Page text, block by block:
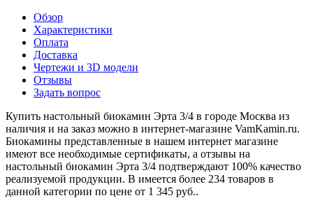
Обзор
Характеристики
Оплата
Доставка
Чертежи и 3D модели
Отзывы
Задать вопрос
Купить настольный биокамин Эрта 3/4 в городе Москва из
наличия и на заказ можно в интернет-магазине VamKamin.ru.
Биокамины представленные в нашем интернет магазине
имеют все необходимые сертификаты, а отзывы на
настольный биокамин Эрта 3/4 подтверждают 100% качество
реализуемой продукции. В имеется более 234 товаров в
данной категории по цене от 1 345 руб..